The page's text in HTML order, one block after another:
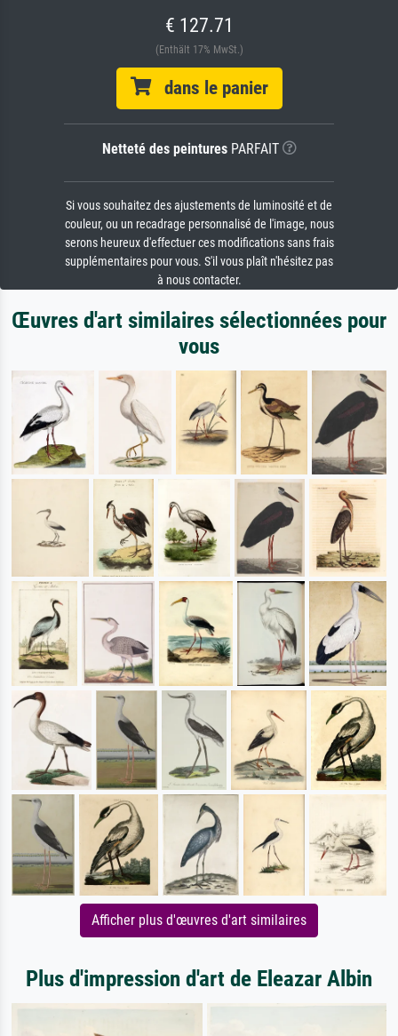
€ 127.71
(Enthält 17% MwSt.)
dans le panier
Netteté des peinturesPARFAIT
Si vous souhaitez des ajustements de luminosité et de
couleur, ou un recadrage personnalisé de l'image, nous
serons heureux d'effectuer ces modifications sans frais
supplémentaires pour vous. S'il vous plaît n'hésitez pas
à nous contacter.
Œuvres d'art similaires sélectionnées pour
vous
Afficher plus d'œuvres d'art similaires
Plus d'impression d'art de Eleazar Albin